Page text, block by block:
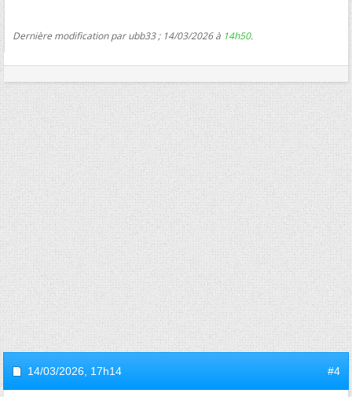
Dernière modification par ubb33 ; 14/03/2026 à 14h50.
14/03/2026, 17h14 #4